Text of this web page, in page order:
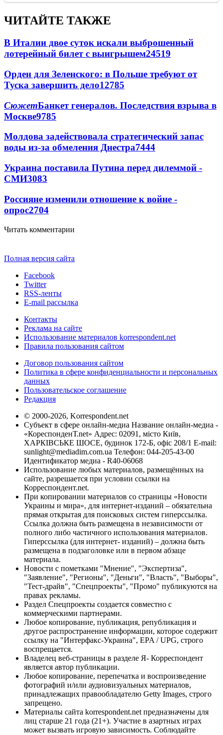
ЧИТАЙТЕ ТАКЖЕ
В Италии двое суток искали выброшенный
лотерейный билет с выигрышем24519
Орден для Зеленского: в Польше требуют от
Туска завершить дело12785
СюжетБанкет генералов. Последствия взрыва в
Москве9785
Молдова задействовала стратегический запас
воды из-за обмеления Днестра7444
Украина поставила Путина перед дилеммой -
СМИ3083
Россияне изменили отношение к войне -
опрос2704
Читать комментарии
Полная версия сайта
Facebook
Twitter
RSS-ленты
E-mail рассылка
Контакты
Реклама на сайте
Использование материалов korrespondent.net
Правила пользования сайтом
Договор пользования сайтом
Политика в сфере конфиденциальности и персональных
данных
Пользовательское соглашение
Редакция
© 2000-2026, Korrespondent.net
Субъект в сфере онлайн-медиа Название онлайн-медиа -
«КореспонденТ.net» Адрес: 02091, місто Київ,
ХАРКІВСЬКЕ ШОСЕ, будинок 172-Б, офіс 208/1 E-mail:
sunlight@mediadim.com.ua Телефон: 044-205-43-00
Идентификатор медиа - R40-06068
Использование любых материалов, размещённых на
сайте, разрешается при условии ссылки на
Корреспондент.net.
При копировании материалов со страницы «Новости
Украины и мира», для интернет-изданий – обязательна
прямая открытая для поисковых систем гиперссылка.
Ссылка должна быть размещена в независимости от
полного либо частичного использования материалов.
Гиперссылка (для интернет- изданий) – должна быть
размещена в подзаголовке или в первом абзаце
материала.
Новости с пометками "Мнение", "Экспертиза",
"Заявление", "Регионы", "Деньги", "Власть", "Выборы",
"Тест-драйв", "Спецпроекты", "Промо" публикуются на
правах рекламы.
Раздел Спецпроекты создается совместно с
коммерческими партнерами.
Любое копирование, публикация, републикация и
другое распространение информации, которое содержит
ссылку на "Интерфакс-Украина", EPA / UPG, строго
воспрещается.
Владелец веб-страницы в разделе Я- Корреспондент
является автор публикации.
Любое копирование, перепечатка и воспроизведение
фотографий и/или аудиовизуальных материалов,
принадлежащих правообладателю Getty Images, строго
запрещено.
Материалы сайта korrespondent.net предназначены для
лиц старше 21 года (21+). Участие в азартных играх
может вызвать игровую зависимость. Соблюдайте